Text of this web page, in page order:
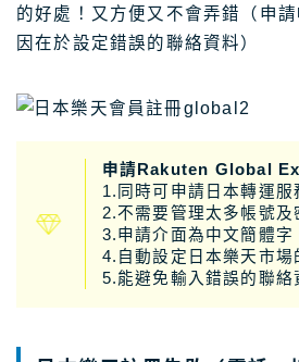
的好處！又方便又不會弄錯（申
因在於設定錯誤的聯絡資料）
申請Rakuten Global
1.同時可申請日本轉運服
2.不需要管理太多帳號及
3.申請介面為中文簡體字
4.自動設定日本樂天市場
5.能避免輸入錯誤的聯絡